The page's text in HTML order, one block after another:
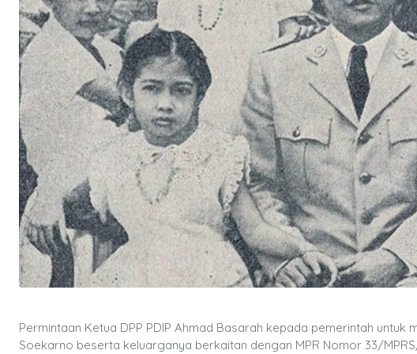
Permintaan Ketua DPP PDIP Ahmad Basarah kepada pemerintah
Soekarno beserta keluarganya berkaitan dengan MPR Nomor 33/